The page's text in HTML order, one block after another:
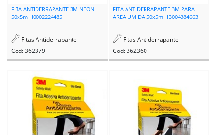
FITA ANTIDERRAPANTE 3M NEON
50x5m H0002224485
Fitas Antiderrapante
Cod: 362379
FITA ANTIDERRAPANTE 3M PARA
AREA UMIDA 50x5m HB004384663
Fitas Antiderrapante
Cod: 362360